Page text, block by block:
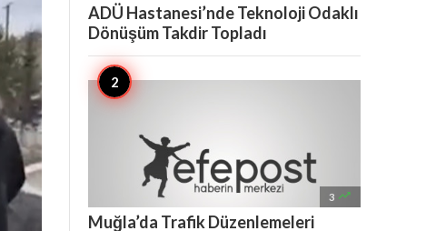
ADÜ Hastanesi’nde Teknoloji Odaklı
Dönüşüm Takdir Topladı
3 
Muğla’da Trafik Düzenlemeleri